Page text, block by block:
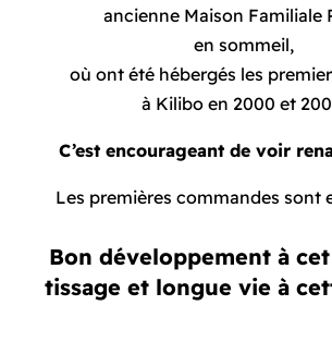
ancienne Maison Familiale
en sommeil,
où ont été hébergés les
à Kilibo en 2000 et
C’est encourageant de voir
Les premières commandes sont
Bon développement à
tissage et longue vie à